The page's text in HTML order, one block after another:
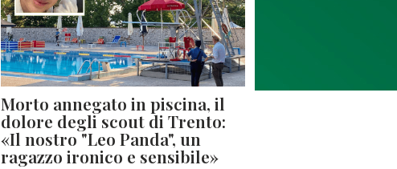
Morto annegato in piscina, il
dolore degli scout di Trento:
«Il nostro "Leo Panda", un
ragazzo ironico e sensibile»